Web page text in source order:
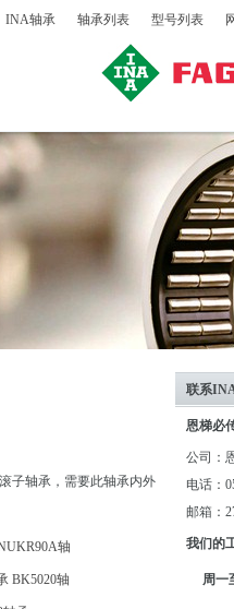
INA轴承 轴承列表 型号列表
子轴承，需要此轴承内外
轴
BK5020轴
联系
恩梯必
公司：
电话：
邮箱：
我们的
周一